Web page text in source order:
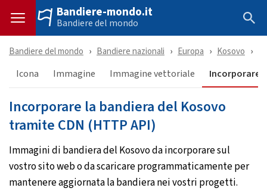
Bandiere-mondo.it
Bandiere del mondo
Bandiere del mondo Bandiere nazionali Europa Kosovo
Icona Immagine Immagine vettoriale Incorporare
Incorporare la bandiera del Kosovo
tramite CDN (HTTP API)
Immagini di bandiera del Kosovo da incorporare sul
vostro sito web o da scaricare programmaticamente per
mantenere aggiornata la bandiera nei vostri progetti.